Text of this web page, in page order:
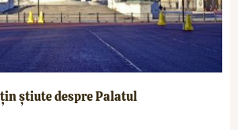
știute despre Palatul